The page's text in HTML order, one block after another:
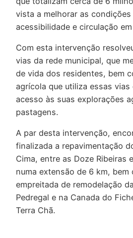
vista a melhorar as condições
acessibilidade e circulação
Com esta intervenção
vias da rede municipal, que
de vida dos residentes, bem
agrícola que utiliza essas vias
acesso às suas explorações
pastagens.
A par desta intervenção,
finalizada a repavimentação
Cima, entre as Doze Ribeiras
numa extensão de 6 km, bem
empreitada de remodelação
Pedregal e na Canada do
Terra Chã.